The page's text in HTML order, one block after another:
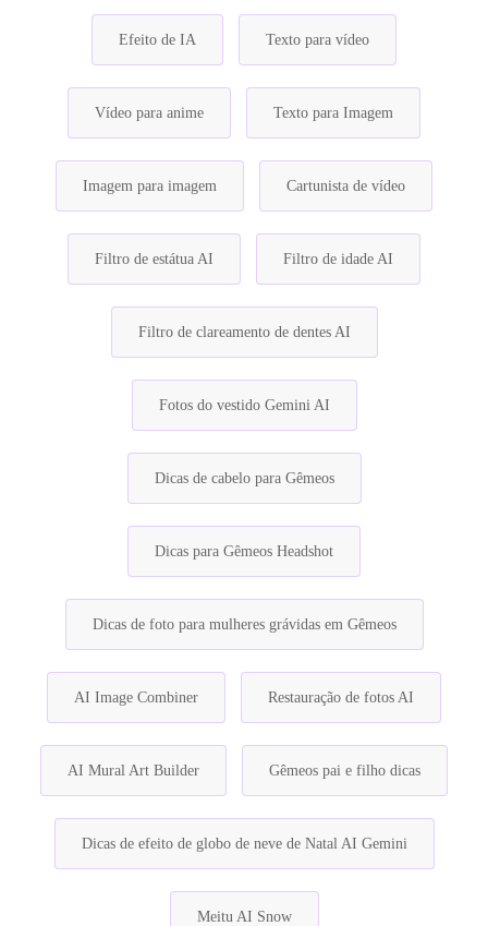
Efeito de IA Texto para vídeo
Vídeo para anime Texto para Imagem
Imagem para imagem Cartunista de vídeo
Filtro de estátua AI Filtro de idade AI
Filtro de clareamento de dentes AI
Fotos do vestido Gemini AI
Dicas de cabelo para Gêmeos
Dicas para Gêmeos Headshot
Dicas de foto para mulheres grávidas em Gêmeos
AI Image Combiner Restauração de fotos AI
AI Mural Art Builder Gêmeos pai e filho dicas
Dicas de efeito de globo de neve de Natal AI Gemini
Meitu AI Snow